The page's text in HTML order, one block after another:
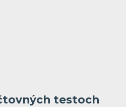
testoch